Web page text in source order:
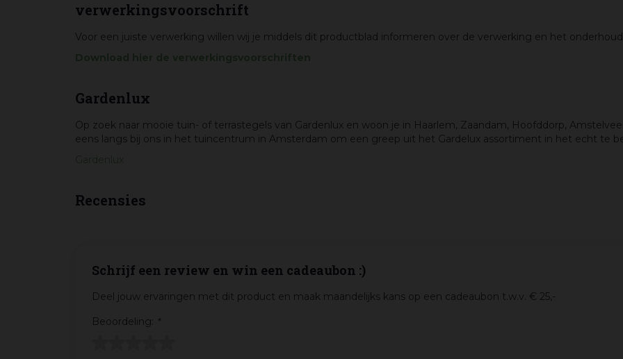
verwerkingsvoorschrift
Voor een juiste verwerking willen wij je middels dit productblad informeren over de verwerking en het
Gardenlux
Op zoek naar mooie tuin- of terrastegels van Gardenlux en woon je in Haarlem, Zaandam, Hoofddorp,
eens langs bij ons in het tuincentrum in Amsterdam om een greep uit het Gardelux assortiment in het echt te
Recensies
Schrijf een review en win een cadeaubon :)
Deel jouw ervaringen met dit product en maak maandelijks kans op een cadeaubon t.w.v. € 25,-
Beoordeling:
*